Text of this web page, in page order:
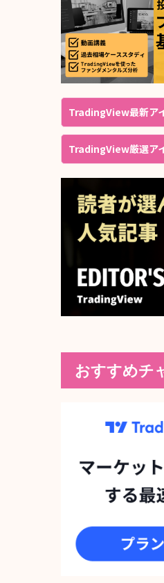
TradingView最新ア
TradingView厳選ア
おすすめチ